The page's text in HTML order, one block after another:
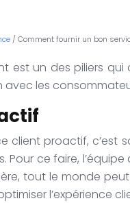
/ Comment fournir un bon
est un des piliers
les
client proactif, c’est
Pour ce faire,
tout le monde
l’expérience